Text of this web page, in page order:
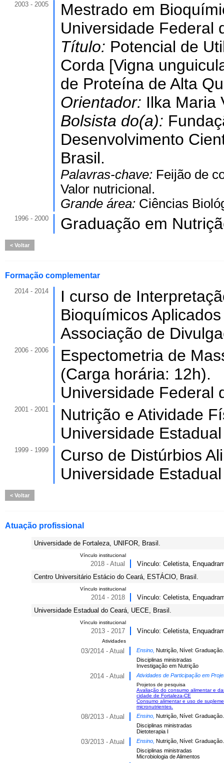
2003 - 2005
Mestrado em
Universidade Federal
Título: Potencial de
Corda [Vigna
de Proteína de Alta
Orientador: Ilka Maria
Bolsista do(a):
Desenvolvimento
Brasil.
Palavras-chave: Feijão de
Valor nutricional.
Grande área: Ciências
1996 - 2000 Graduação em
Voltar
Formação complementar
2014 - 2014
I curso de
Bioquímicos
Associação de
2006 - 2006
Espectometria de
(Carga horária: 12h).
Universidade Federal
2001 - 2001
Nutrição e Atividade
Universidade
1999 - 1999
Curso de Distúrbios
Universidade
Voltar
Atuação profissional
Universidade de Fortaleza, UNIFOR, Brasil.
Vínculo institucional
2018 - Atual
Vínculo: Celetista,
Centro Universitário Estácio do Ceará, ESTÁCIO, Brasil.
Vínculo institucional
2014 - 2018
Vínculo: Celetista,
Universidade Estadual do Ceará, UECE, Brasil.
Vínculo institucional
2013 - 2017 Vínculo: Celetista,
Atividades
03/2014 - Atual Ensino, Nutrição, Nível: Graduação.
Disciplinas ministradas
Investigação em Nutrição
2014 - Atual Atividades de Participação em
Projetos de pesquisa
Avaliação do consumo alimentar e
cidade de Fortaleza-CE
Consumo alimentar e uso de
micronutrientes.
08/2013 - Atual Ensino, Nutrição, Nível: Graduação.
Disciplinas ministradas
Dietoterapia I
03/2013 - Atual Ensino, Nutrição, Nível: Graduação.
Disciplinas ministradas
Microbiologia de Alimentos